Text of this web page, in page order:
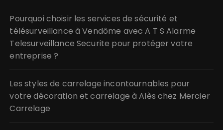
Pourquoi choisir les services de sécurité et
télésurveillance à Vendôme avec A T S Alarme
Telesurveillance Securite pour protéger votre
entreprise ?
Les styles de carrelage incontournables pour
votre décoration et carrelage à Alès chez Mercier
Carrelage